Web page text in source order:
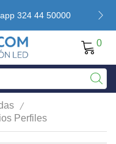
324 44 50000
0
/
Perfiles